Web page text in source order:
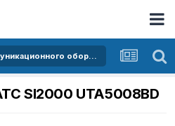
Покупка и продажа телекоммуникационного оборудования
SI2000 UTA5008BD